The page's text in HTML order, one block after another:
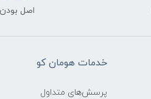
اصل بودن
خدمات هومان کو
پرسش‌های متداول